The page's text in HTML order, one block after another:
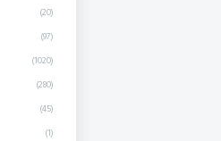
(20)
(97)
(1020)
(280)
(45)
(1)